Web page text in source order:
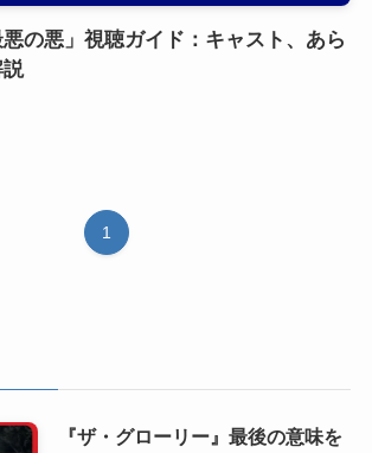
の悪」視聴ガイド：キャスト、あら
1
『ザ・グローリー』最後の意味を